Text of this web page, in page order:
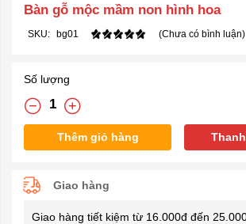
Bàn gỗ mộc mầm non hình hoa
SKU: bg01 (Chưa có bình luận)
Số lượng
Thêm giỏ hàng
Giao hàng
Giao hàng tiết kiệm từ 16.000đ đến